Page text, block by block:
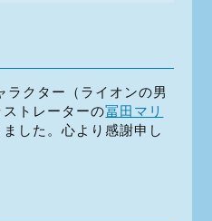
ラクター（ライオンの男
トレーターの冨田マリ
した。心より感謝申し